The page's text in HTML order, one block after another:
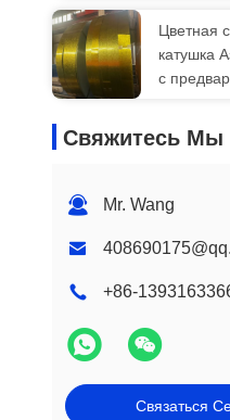
стальной
Цветная
катушка
с
катушки
Свяжитесь Мы
Mr. Wang
+86-
Связаться